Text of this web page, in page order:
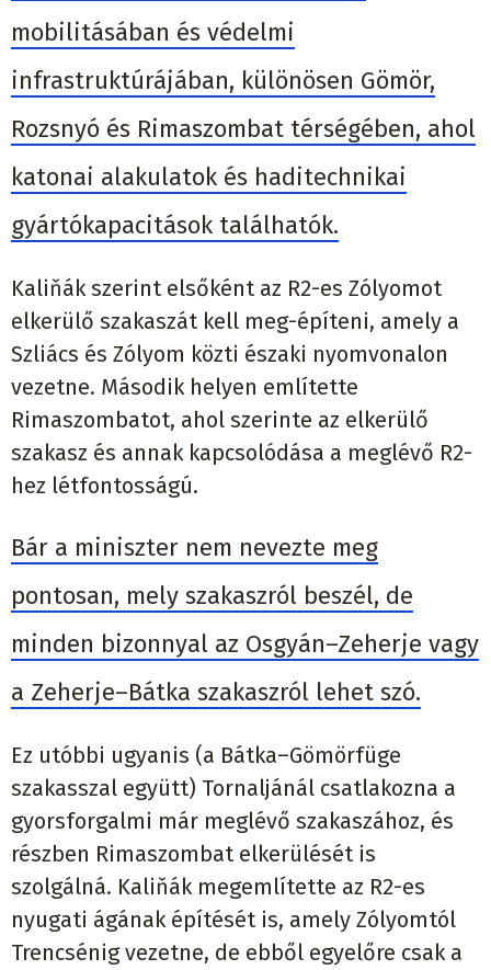
mobilitásában és védelmi
infrastruktúrájában, különösen Gömör,
Rozsnyó és Rimaszombat térségében, ahol
katonai alakulatok és haditechnikai
gyártókapacitások találhatók.
Kaliňák szerint elsőként az R2-es Zólyomot
elkerülő szakaszát kell meg-építeni, amely a
Szliács és Zólyom közti északi nyomvonalon
vezetne. Második helyen említette
Rimaszombatot, ahol szerinte az elkerülő
szakasz és annak kapcsolódása a meglévő R2-
hez létfontosságú.
Bár a miniszter nem nevezte meg
pontosan, mely szakaszról beszél, de
minden bizonnyal az Osgyán–Zeherje vagy
a Zeherje–Bátka szakaszról lehet szó.
Ez utóbbi ugyanis (a Bátka–Gömörfüge
szakasszal együtt) Tornaljánál csatlakozna a
gyorsforgalmi már meglévő szakaszához, és
részben Rimaszombat elkerülését is
szolgálná. Kaliňák megemlítette az R2-es
nyugati ágának építését is, amely Zólyomtól
Trencsénig vezetne, de ebből egyelőre csak a